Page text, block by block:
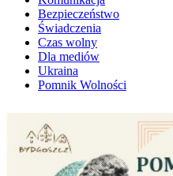
Bezpieczeństwo
Świadczenia
Czas wolny
Dla mediów
Ukraina
Pomnik Wolności